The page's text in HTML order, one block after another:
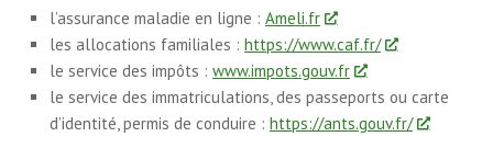
l’assurance maladie en ligne : Ameli.fr
les allocations familiales : https://www.caf.fr/
le service des impôts : www.impots.gouv.fr
le service des immatriculations, des passeports ou carte
d’identité, permis de conduire : https://ants.gouv.fr/